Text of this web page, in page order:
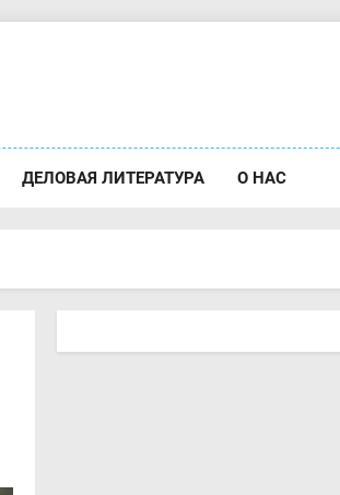
ДЕЛОВАЯ ЛИТЕРАТУРА О НАС